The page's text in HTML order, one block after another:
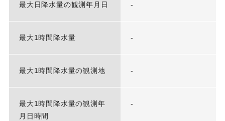
最大日降水量の観測年月日 -
最大1時間降水量 -
最大1時間降水量の観測地 -
最大1時間降水量の観測年
月日時間
-